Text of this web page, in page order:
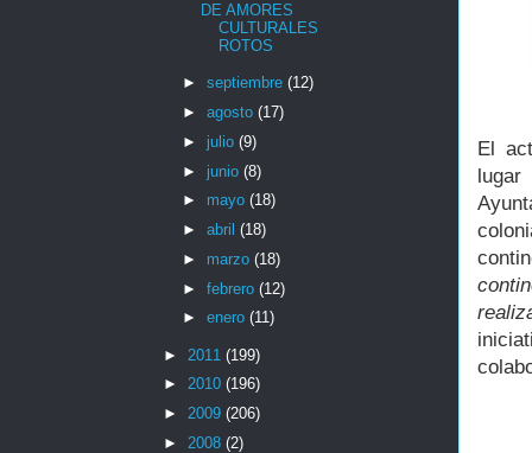
El
DE AMORES
CULTURALES
ROTOS
► septiembre (12)
► agosto (17)
► julio (9)
► junio (8)
► mayo (18)
► abril (18)
► marzo (18)
► febrero (12)
► enero (11)
► 2011 (199)
► 2010 (196)
► 2009 (206)
► 2008 (2)